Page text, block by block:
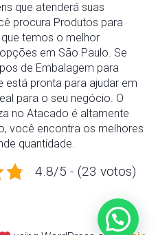
que atenderá suas
procura Produtos para
temos o melhor
em São Paulo. Se
de Embalagem para
está pronta para ajudar em
para o seu negócio. O
no Atacado é altamente
você encontra os melhores
quantidade.
4.8/5 - (23 votos)